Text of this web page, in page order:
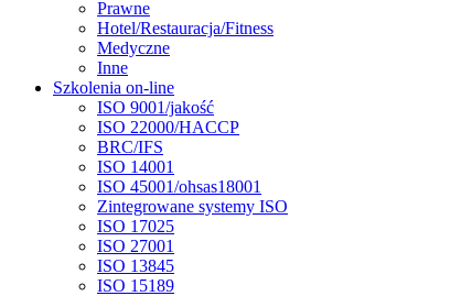
Prawne
Hotel/Restauracja/Fitness
Medyczne
Inne
Szkolenia on-line
ISO 9001/jakość
ISO 22000/HACCP
BRC/IFS
ISO 14001
ISO 45001/ohsas18001
Zintegrowane systemy ISO
ISO 17025
ISO 27001
ISO 13845
ISO 15189